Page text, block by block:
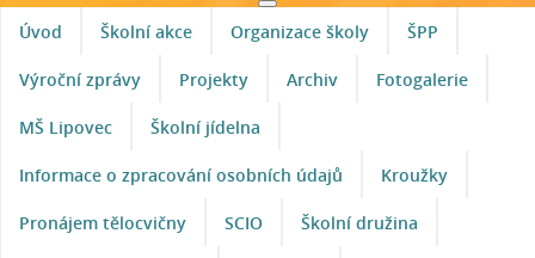
Úvod Školní akce Organizace školy ŠPP
Výroční zprávy Projekty Archiv Fotogalerie
MŠ Lipovec Školní jídelna
Informace o zpracování osobních údajů Kroužky
Pronájem tělocvičny SCIO Školní družina